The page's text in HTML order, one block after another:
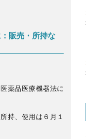
販売・所持な
薬品医療機器法に
持、使用は６月１